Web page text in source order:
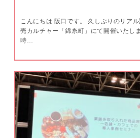
こんにちは 阪口です。 久しぶりのリア
売カルチャー「錦糸町」にて開催いたし
時…